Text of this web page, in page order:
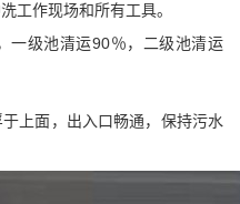
作现场和所有工具。
级池清运90％，二级池清运
上面，出入口畅通，保持污水